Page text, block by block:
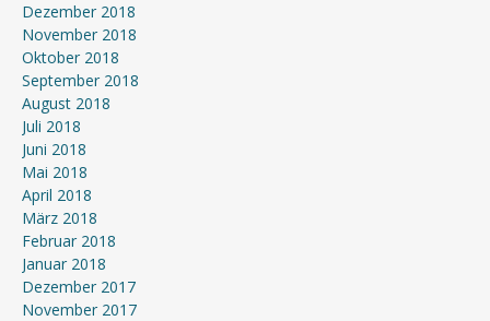
Dezember 2018
November 2018
Oktober 2018
September 2018
August 2018
Juli 2018
Juni 2018
Mai 2018
April 2018
März 2018
Februar 2018
Januar 2018
Dezember 2017
November 2017